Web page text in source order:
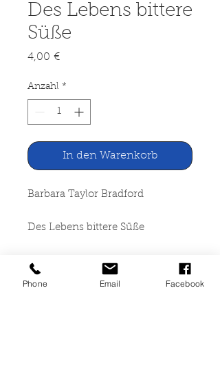
Des Lebens bittere
Süße
4,00 €Preis
Anzahl *
In den Warenkorb
Barbara Taylor Bradford
Des Lebens bittere Süße
Hestia-Verlag GmbH Bayreuth,
1979
Phone Email Facebook